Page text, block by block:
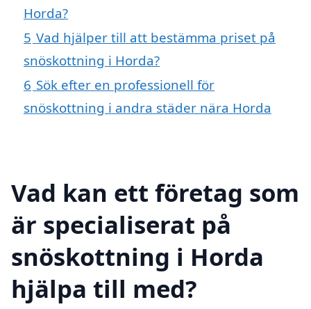
Horda?
5 Vad hjälper till att bestämma priset på
snöskottning i Horda?
6 Sök efter en professionell för
snöskottning i andra städer nära Horda
Vad kan ett företag som
är specialiserat på
snöskottning i Horda
hjälpa till med?